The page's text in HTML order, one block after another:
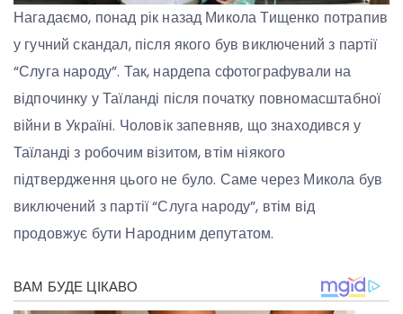
Нагадаємо, понад рік назад Микола Тищенко потрапив
у гучний скандал, після якого був виключений з партії
“Слуга народу”. Так, нардепа сфотографували на
відпочинку у Таїланді після початку повномасштабної
війни в Україні. Чоловік запевняв, що знаходився у
Таїланді з робочим візитом, втім ніякого
підтвердження цього не було. Саме через Микола був
виключений з партії “Слуга народу”, втім від
продовжує бути Народним депутатом.